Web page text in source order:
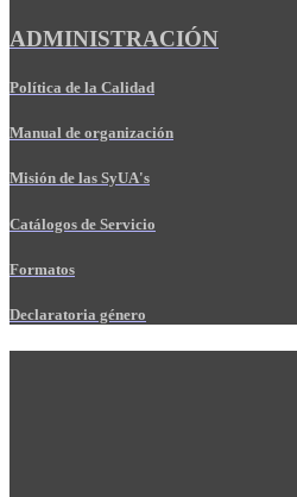
ADMINISTRACIÓN
Política de la Calidad
Manual de organización
Misión de las SyUA's
Catálogos de Servicio
Formatos
Declaratoria género